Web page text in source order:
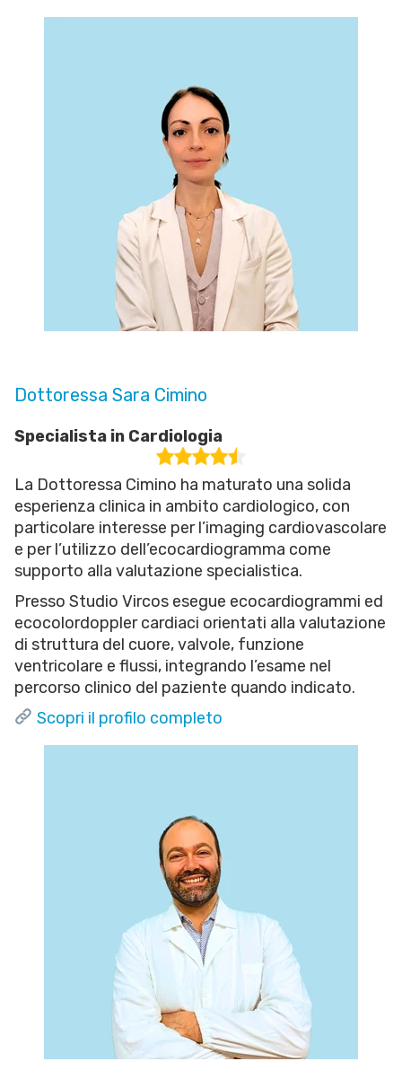
Dottoressa Sara Cimino
Specialista in Cardiologia
La Dottoressa Cimino ha maturato una solida
esperienza clinica in ambito cardiologico, con
particolare interesse per l’imaging cardiovascolare
e per l’utilizzo dell’ecocardiogramma come
supporto alla valutazione specialistica.
Presso Studio Vircos esegue ecocardiogrammi ed
ecocolordoppler cardiaci orientati alla valutazione
di struttura del cuore, valvole, funzione
ventricolare e flussi, integrando l’esame nel
percorso clinico del paziente quando indicato.
Scopri il profilo completo